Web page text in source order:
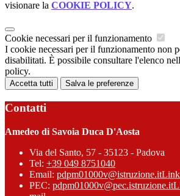
visionare la COOKIE POLICY.
Cookie necessari per il funzionamento
I cookie necessari per il funzionamento non
disabilitati. È possibile consultare l'elenco
policy.
Accetta tutti Salva le preferenze
Contatti
Amedeo di Savoia Duca D'Aosta
Via del Santo, 57 - 35123 - Padova
Tel: +39 049 8751040
Email: pdpm01000v@istruzione.itLink
PEC: pdpm01000v@pec.istruzione.it